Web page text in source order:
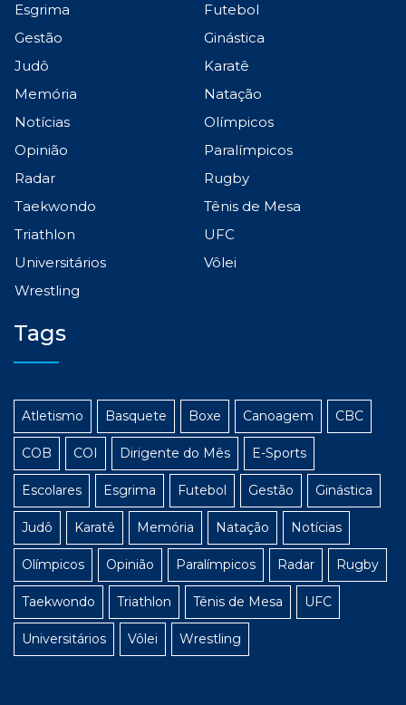
Esgrima
Futebol
Gestão
Ginástica
Judô
Karatê
Memória
Natação
Notícias
Olímpicos
Opinião
Paralímpicos
Radar
Rugby
Taekwondo
Tênis de Mesa
Triathlon
UFC
Universitários
Vôlei
Wrestling
Tags
Atletismo Basquete Boxe Canoagem CBC
COB COI Dirigente do Mês E-Sports
Escolares Esgrima Futebol Gestão Ginástica
Judô Karatê Memória Natação Notícias
Olímpicos Opinião Paralímpicos Radar Rugby
Taekwondo Triathlon Tênis de Mesa UFC
Universitários Vôlei Wrestling